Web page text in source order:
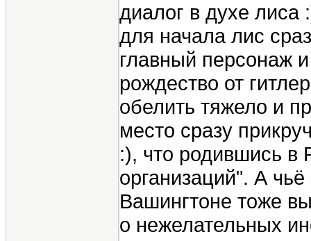
диалог в духе лиса
для начала лис
главный персонаж
рождество от
обелить тяжело и
место сразу
:), что родившись в
организаций". А
Вашингтоне тоже
о нежелательных